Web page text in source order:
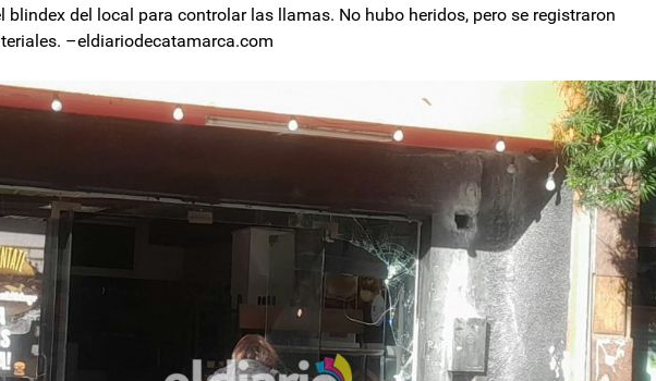
blindex del local para controlar las llamas. No hubo heridos, pero se registraron
–eldiariodecatamarca.com